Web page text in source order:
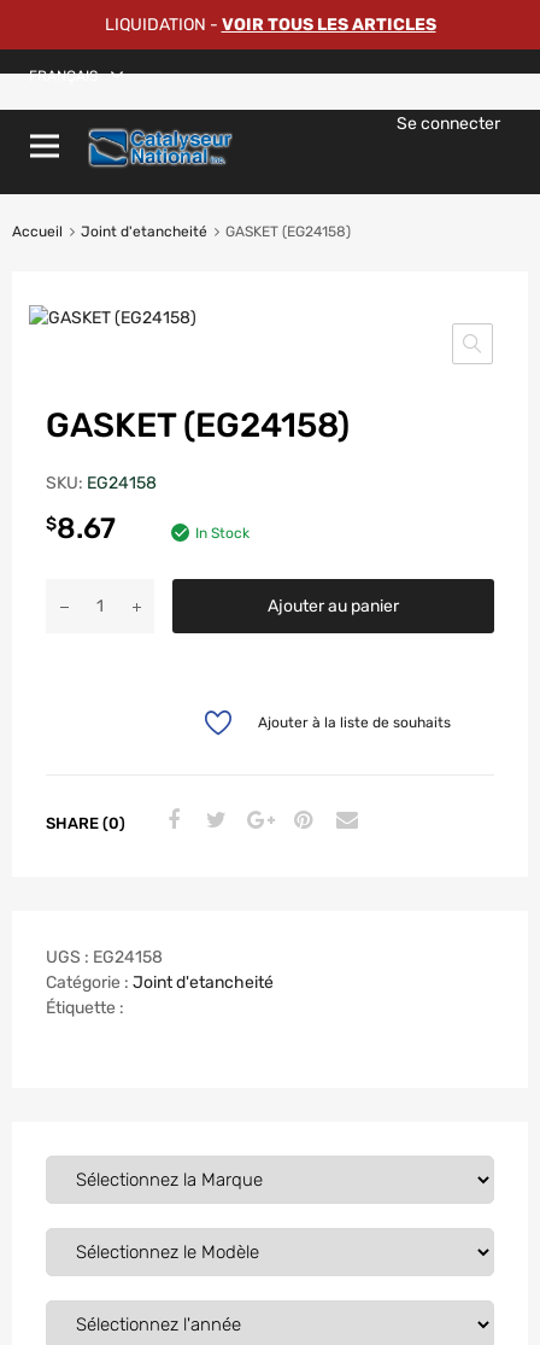
LIQUIDATION - VOIR TOUS LES ARTICLES
FRANÇAIS
Se connecter
Accueil Joint d'etancheité GASKET (EG24158)
GASKET (EG24158)
SKU: EG24158
$8.67 In Stock
Ajouter au panier
Ajouter à la liste de souhaits
SHARE (0)
UGS : EG24158
Catégorie : Joint d'etancheité
Étiquette :